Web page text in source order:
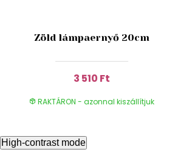
Zöld lámpaernyő 20cm
3 510 Ft
RAKTÁRON - azonnal kiszállítjuk
High-contrast mode